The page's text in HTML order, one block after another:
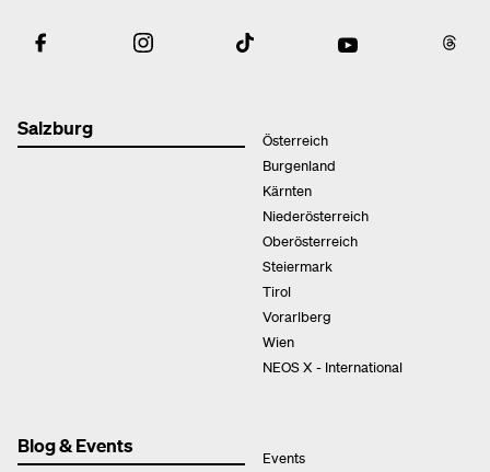
Salzburg
Österreich
Burgenland
Kärnten
Niederösterreich
Oberösterreich
Steiermark
Tirol
Vorarlberg
Wien
NEOS X - International
Blog & Events
Events